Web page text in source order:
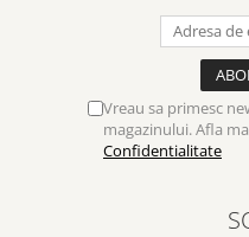
Vreau sa primesc
magazinului. Afla
Confidentialitate